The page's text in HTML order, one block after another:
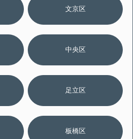
文京区
中央区
足立区
板橋区